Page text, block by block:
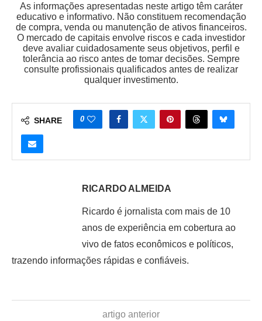
As informações apresentadas neste artigo têm caráter
educativo e informativo. Não constituem recomendação
de compra, venda ou manutenção de ativos financeiros.
O mercado de capitais envolve riscos e cada investidor
deve avaliar cuidadosamente seus objetivos, perfil e
tolerância ao risco antes de tomar decisões. Sempre
consulte profissionais qualificados antes de realizar
qualquer investimento.
SHARE 0
RICARDO ALMEIDA
Ricardo é jornalista com mais de 10
anos de experiência em cobertura ao
vivo de fatos econômicos e políticos,
trazendo informações rápidas e confiáveis.
artigo anterior